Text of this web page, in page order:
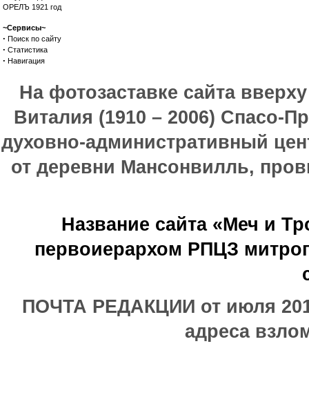
ОРЕЛЪ 1921 год
~Сервисы~
· Поиск по сайту
· Статистика
· Навигация
На фотозаставке сайта
Виталия (1910 – 2006) Спасо-
духовно-административный
от деревни Мансонвилль,
Название сайта «Меч и
первоиерархом РПЦЗ
ПОЧТА РЕДАКЦИИ от июля
адреса